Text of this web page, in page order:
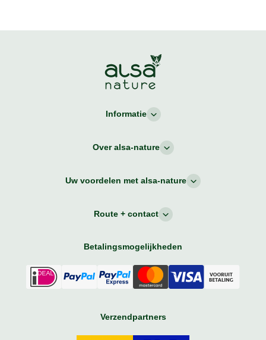
Informatie
Over alsa-nature
Uw voordelen met alsa-nature
Route + contact
Betalingsmogelijkheden
Verzendpartners